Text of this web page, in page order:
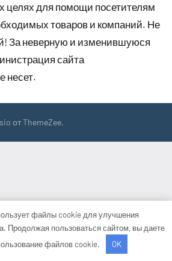
целях для помощи посетителям
товаров и компаний. Не
За неверную и изменившуюся
сайта
несет.
от ThemeZee.
файлы cookie для улучшения
Продолжая пользоваться сайтом, вы даете
файлов cookie.
OK